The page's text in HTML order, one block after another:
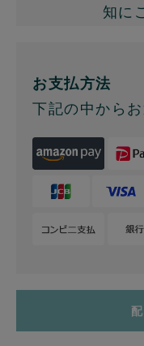
知に
お支払方法
下記の中から